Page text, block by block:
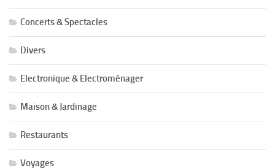
Concerts & Spectacles
Divers
Electronique & Electroménager
Maison & Jardinage
Restaurants
Voyages